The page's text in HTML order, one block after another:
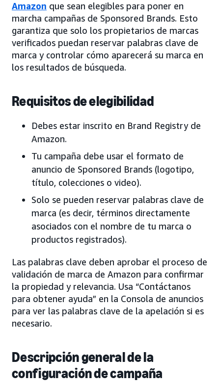
Amazon que sean elegibles para poner en
marcha campañas de Sponsored Brands. Esto
garantiza que solo los propietarios de marcas
verificados puedan reservar palabras clave de
marca y controlar cómo aparecerá su marca en
los resultados de búsqueda.
Requisitos de elegibilidad
Debes estar inscrito en Brand Registry de
Amazon.
Tu campaña debe usar el formato de
anuncio de Sponsored Brands (logotipo,
título, colecciones o video).
Solo se pueden reservar palabras clave de
marca (es decir, términos directamente
asociados con el nombre de tu marca o
productos registrados).
Las palabras clave deben aprobar el proceso de
validación de marca de Amazon para confirmar
la propiedad y relevancia. Usa “Contáctanos
para obtener ayuda” en la Consola de anuncios
para ver las palabras clave de la apelación si es
necesario.
Descripción general de la
configuración de campaña